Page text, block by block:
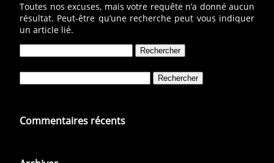
Toutes nos excuses, mais votre requête n’a donné aucun
résultat. Peut-être qu’une recherche peut vous indiquer
un article lié.
Commentaires récents